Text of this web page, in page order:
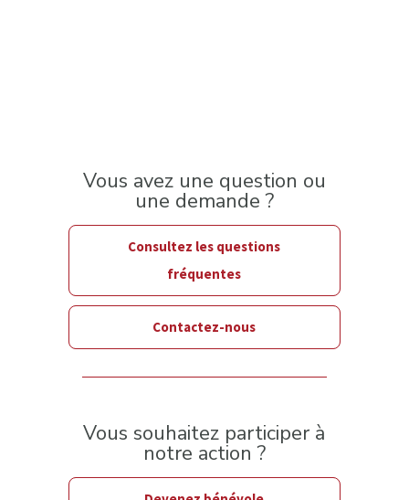
Vous avez une question ou
une demande ?
Consultez les questions
fréquentes
Contactez-nous
Vous souhaitez participer à
notre action ?